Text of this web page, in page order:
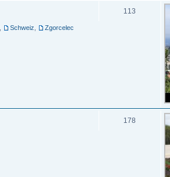
Schweiz Zgorcelec
113
178